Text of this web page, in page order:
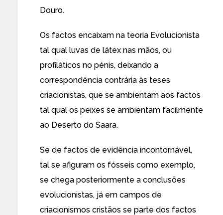
Douro.
Os factos encaixam na teoria Evolucionista
tal qual luvas de látex nas mãos, ou
profiláticos no pénis, deixando a
correspondência contrária às teses
criacionistas, que se ambientam aos factos
tal qual os peixes se ambientam facilmente
ao Deserto do Saara.
Se de factos de evidência incontornável,
tal se afiguram os fósseis como exemplo,
se chega posteriormente a conclusões
evolucionistas, já em campos de
criacionismos cristãos se parte dos factos